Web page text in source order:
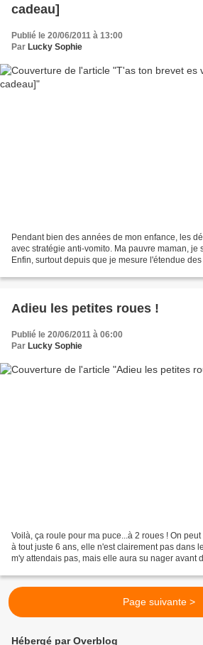
cadeau]
Publié le 20/06/2011 à 13:00
Par Lucky Sophie
Pendant bien des années de mon enfance, les
avec stratégie anti-vomito. Ma pauvre maman, je
Enfin, surtout depuis que je mesure l'étendue des
Adieu les petites roues !
Publié le 20/06/2011 à 06:00
Par Lucky Sophie
Voilà, ça roule pour ma puce...à 2 roues ! On
à tout juste 6 ans, elle n'est clairement pas dans
m'y attendais pas, mais elle aura su nager avant
Page suivante >
Hébergé par Overblog